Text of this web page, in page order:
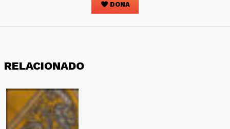
DONA
RELACIONADO